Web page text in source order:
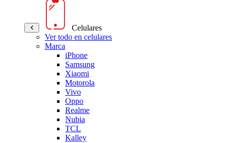
Celulares
Ver todo en celulares
Marca
iPhone
Samsung
Xiaomi
Motorola
Vivo
Oppo
Realme
Nubia
TCL
Kalley